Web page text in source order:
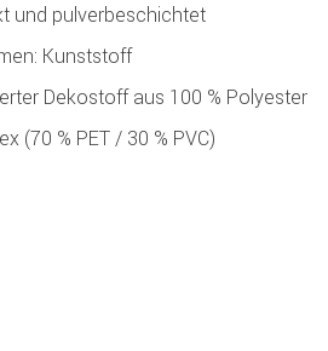
und pulverbeschichtet
Kunststoff
Dekostoff aus 100 % Polyester
(70 % PET / 30 % PVC)